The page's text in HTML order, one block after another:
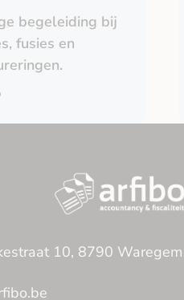
begeleiding bij
fusies en
10, 8790 Waregem